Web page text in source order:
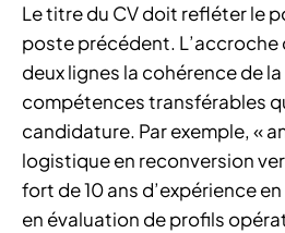
Le titre du CV doit refléter le
poste précédent. L’accroche
deux lignes la cohérence de
compétences transférables
candidature. Par exemple, «
logistique en reconversion
fort de 10 ans d’expérience
en évaluation de profils